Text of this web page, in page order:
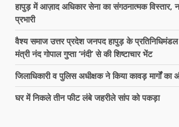
हापुड़ में आज़ाद अधिकार सेना का संगठनात्मक विस्तार,
प्रभारी
वैश्य समाज उत्तर प्रदेश जनपद हापुड़ के
मंत्री नंद गोपाल गुप्ता ‘नंदी’ से की शिष्टाचार भेंट
जिलाधिकारी व पुलिस अधीक्षक ने किया कावड़ मार्गों का
घर में निकले तीन फीट लंबे जहरीले सांप को पकड़ा